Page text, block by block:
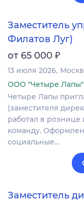
Заместитель
Филатов Луг)
от 65 000 ₽
13 июля 2026
ООО "Четыре Лапы"
Четыре Лапы
(заместителя
работал в рознице
команду.
социальные…
Заместитель